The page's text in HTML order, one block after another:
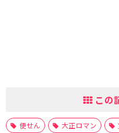
この
便せん 大正ロマン